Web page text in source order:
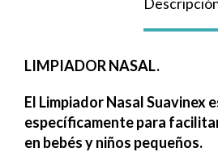
LIMPIADOR NASAL.
El Limpiador Nasal Suavinex
específicamente para
en bebés y niños pequeños.
Bolsos y mochilas maternales
Vestimenta